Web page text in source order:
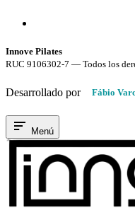
Innove Pilates
RUC 9106302-7 — Todos los
Desarrollado por Fábio
Menú